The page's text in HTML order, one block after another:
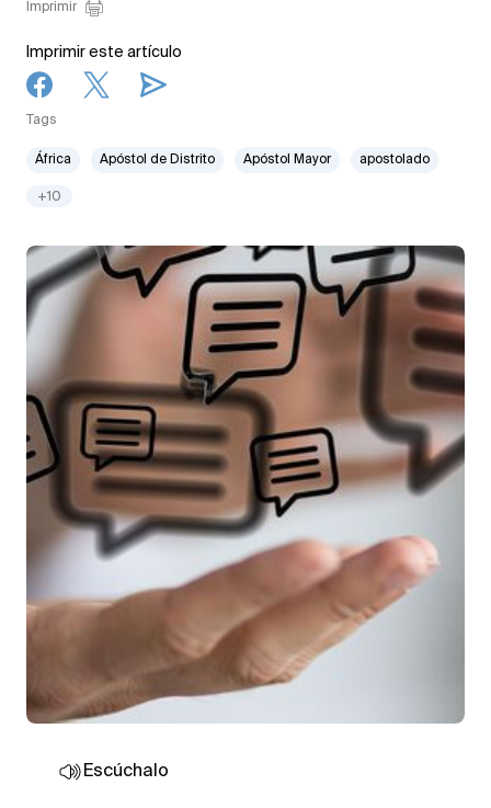
Imprimir
Imprimir este artículo
Tags
África Apóstol de Distrito Apóstol Mayor apostolado
+10
Escúchalo